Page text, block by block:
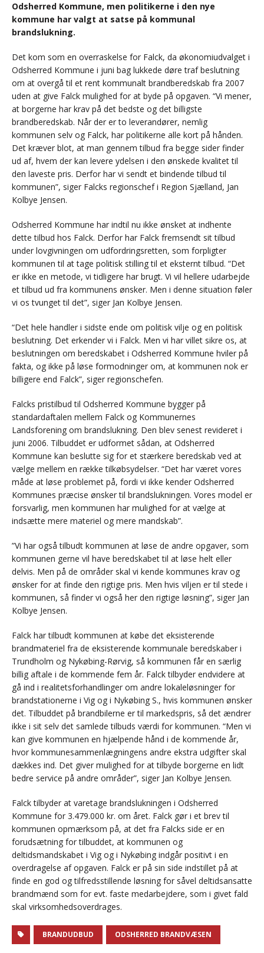
Odsherred Kommune, men politikerne i den nye
kommune har valgt at satse på kommunal
brandslukning.
Det kom som en overraskelse for Falck, da økonomiudvalget i
Odsherred Kommune i juni bag lukkede døre traf beslutning
om at overgå til et rent kommunalt brandberedskab fra 2007
uden at give Falck mulighed for at byde på opgaven. “Vi mener,
at borgerne har krav på det bedste og det billigste
brandberedskab. Når der er to leverandører, nemlig
kommunen selv og Falck, har politikerne alle kort på hånden.
Det kræver blot, at man gennem tilbud fra begge sider finder
ud af, hvem der kan levere ydelsen i den ønskede kvalitet til
den laveste pris. Derfor har vi sendt et bindende tilbud til
kommunen”, siger Falcks regionschef i Region Sjælland, Jan
Kolbye Jensen.
Odsherred Kommune har indtil nu ikke ønsket at indhente
dette tilbud hos Falck. Derfor har Falck fremsendt sit tilbud
under lovgivningen om udfordringsretten, som forpligter
kommunen til at tage politisk stilling til et eksternt tilbud. “Det
er ikke en metode, vi tidligere har brugt. Vi vil hellere udarbejde
et tilbud ud fra kommunens ønsker. Men i denne situation føler
vi os tvunget til det”, siger Jan Kolbye Jensen.
“Det hele handler i sidste ende om politisk vilje og en politisk
beslutning. Det erkender vi i Falck. Men vi har villet sikre os, at
beslutningen om beredskabet i Odsherred Kommune hviler på
fakta, og ikke på løse formodninger om, at kommunen nok er
billigere end Falck”, siger regionschefen.
Falcks pristilbud til Odsherred Kommune bygger på
standardaftalen mellem Falck og Kommunernes
Landsforening om brandslukning. Den blev senest revideret i
juni 2006. Tilbuddet er udformet sådan, at Odsherred
Kommune kan beslutte sig for et stærkere beredskab ved at
vælge mellem en række tilkøbsydelser. “Det har været vores
måde at løse problemet på, fordi vi ikke kender Odsherred
Kommunes præcise ønsker til brandslukningen. Vores model er
forsvarlig, men kommunen har mulighed for at vælge at
indsætte mere materiel og mere mandskab”.
”Vi har også tilbudt kommunen at løse de andre opgaver, som
kommunen gerne vil have beredskabet til at løse helt eller
delvis. Men på de områder skal vi kende kommunes krav og
ønsker for at finde den rigtige pris. Men hvis viljen er til stede i
kommunen, så finder vi også her den rigtige løsning”, siger Jan
Kolbye Jensen.
Falck har tilbudt kommunen at købe det eksisterende
brandmateriel fra de eksisterende kommunale beredskaber i
Trundholm og Nykøbing-Rørvig, så kommunen får en særlig
billig aftale i de kommende fem år. Falck tilbyder endvidere at
gå ind i realitetsforhandlinger om andre lokaleløsninger for
brandstationerne i Vig og i Nykøbing S., hvis kommunen ønsker
det. Tilbuddet på brandbilerne er til markedspris, så det ændrer
ikke i sit selv det samlede tilbuds værdi for kommunen. “Men vi
kan give kommunen en hjælpende hånd i de kommende år,
hvor kommunesammenlægningens andre ekstra udgifter skal
dækkes ind. Det giver mulighed for at tilbyde borgerne en lidt
bedre service på andre områder”, siger Jan Kolbye Jensen.
Falck tilbyder at varetage brandslukningen i Odsherred
Kommune for 3.479.000 kr. om året. Falck gør i et brev til
kommunen opmærksom på, at det fra Falcks side er en
forudsætning for tilbuddet, at kommunen og
deltidsmandskabet i Vig og i Nykøbing indgår positivt i en
overdragelse af opgaven. Falck er på sin side indstillet på at
finde en god og tilfredsstillende løsning for såvel deltidsansatte
brandmænd som for evt. faste medarbejdere, som i givet fald
skal virksomhedsoverdrages.
BRANDUDBUD ODSHERRED BRANDVÆSEN